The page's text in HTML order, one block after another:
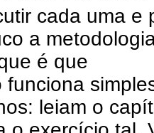
cada uma e
a
é que
funciona
leiam o